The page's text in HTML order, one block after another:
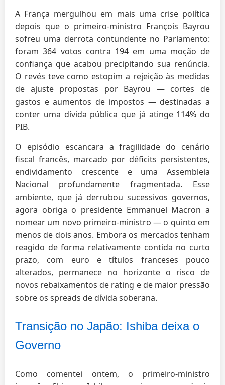
A França mergulhou em mais uma crise política
depois que o primeiro-ministro François Bayrou
sofreu uma derrota contundente no Parlamento:
foram 364 votos contra 194 em uma moção de
confiança que acabou precipitando sua renúncia.
O revés teve como estopim a rejeição às medidas
de ajuste propostas por Bayrou — cortes de
gastos e aumentos de impostos — destinadas a
conter uma dívida pública que já atinge 114% do
PIB.
O episódio escancara a fragilidade do cenário
fiscal francês, marcado por déficits persistentes,
endividamento crescente e uma Assembleia
Nacional profundamente fragmentada. Esse
ambiente, que já derrubou sucessivos governos,
agora obriga o presidente Emmanuel Macron a
nomear um novo primeiro-ministro — o quinto em
menos de dois anos. Embora os mercados tenham
reagido de forma relativamente contida no curto
prazo, com euro e títulos franceses pouco
alterados, permanece no horizonte o risco de
novos rebaixamentos de rating e de maior pressão
sobre os spreads de dívida soberana.
Transição no Japão: Ishiba deixa o
Governo
Como comentei ontem, o primeiro-ministro